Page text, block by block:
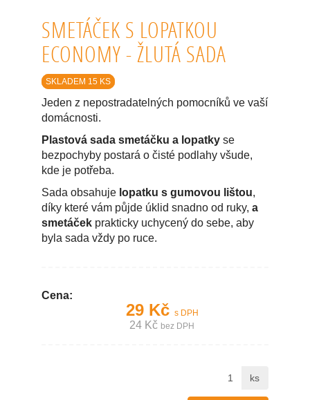
SMETÁČEK S LOPATKOU
ECONOMY - ŽLUTÁ SADA
SKLADEM 15 KS
Jeden z nepostradatelných pomocníků ve vaší
domácnosti.
Plastová sada smetáčku a lopatky se
bezpochyby postará o čisté podlahy všude,
kde je potřeba.
Sada obsahuje lopatku s gumovou lištou,
díky které vám půjde úklid snadno od ruky, a
smetáček prakticky uchycený do sebe, aby
byla sada vždy po ruce.
Cena:
29 Kč s DPH
24 Kč bez DPH
ks